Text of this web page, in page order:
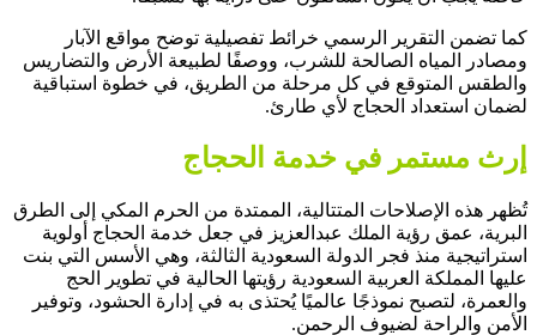
كما تضمن التقرير الرسمي خرائط تفصيلية توضح مواقع الآبار
ومصادر المياه الصالحة للشرب، ووصفًا لطبيعة الأرض والتضاريس
والطقس المتوقع في كل مرحلة من الطريق، في خطوة استباقية
لضمان استعداد الحجاج لأي طارئ.
إرث مستمر في خدمة الحجاج
تُظهر هذه الإصلاحات المتتالية، الممتدة من الحرم المكي إلى الطرق
البرية، عمق رؤية الملك عبدالعزيز في جعل خدمة الحجاج أولوية
استراتيجية منذ فجر الدولة السعودية الثالثة، وهي الأسس التي بنت
عليها المملكة العربية السعودية رؤيتها الحالية في تطوير الحج
والعمرة، لتصبح نموذجًا عالميًا يُحتذى به في إدارة الحشود، وتوفير
الأمن والراحة لضيوف الرحمن.